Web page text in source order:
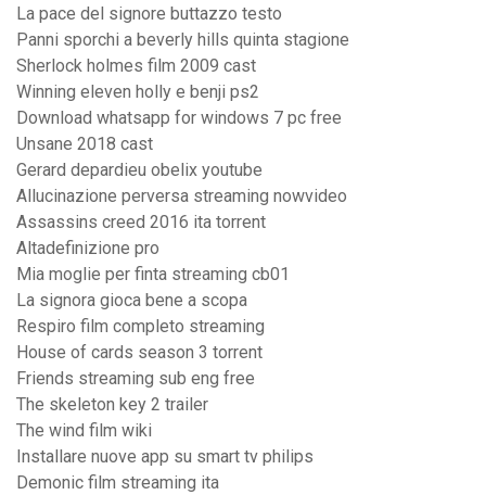
La pace del signore buttazzo testo
Panni sporchi a beverly hills quinta stagione
Sherlock holmes film 2009 cast
Winning eleven holly e benji ps2
Download whatsapp for windows 7 pc free
Unsane 2018 cast
Gerard depardieu obelix youtube
Allucinazione perversa streaming nowvideo
Assassins creed 2016 ita torrent
Altadefinizione pro
Mia moglie per finta streaming cb01
La signora gioca bene a scopa
Respiro film completo streaming
House of cards season 3 torrent
Friends streaming sub eng free
The skeleton key 2 trailer
The wind film wiki
Installare nuove app su smart tv philips
Demonic film streaming ita